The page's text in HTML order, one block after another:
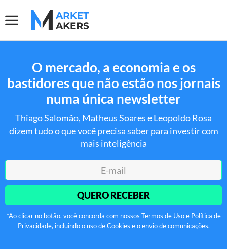
O mercado, a economia e os
bastidores que não estão nos jornais
numa única newsletter
Thiago Salomão, Matheus Soares e Leopoldo Rosa
dizem tudo o que você precisa saber para investir com
mais inteligência
QUERO RECEBER
*Ao clicar no botão, você concorda com nossos Termos de Uso e Política de
Privacidade, incluindo o uso de Cookies e o envio de comunicações.